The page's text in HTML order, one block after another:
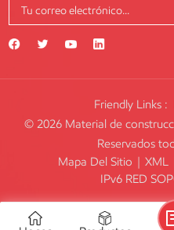
Friendly Links :
© 2026 Material de
Reservados
Mapa Del Sitio | XML
IPv6 RED